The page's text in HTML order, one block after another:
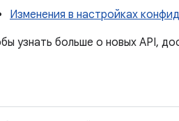
Изменения в настройках
узнать больше о новых API,